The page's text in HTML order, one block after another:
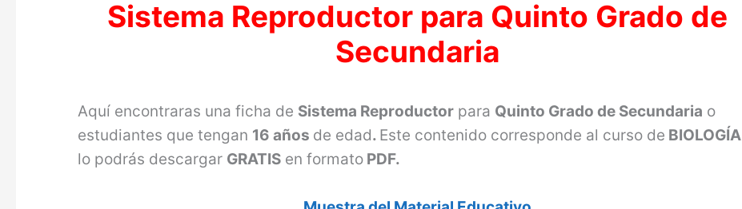
Sistema Reproductor para Quinto Grado de
Secundaria
Aquí encontraras una ficha de Sistema Reproductor para Quinto Grado de Secundaria o
estudiantes que tengan 16 años de edad. Este contenido corresponde al curso de BIOLOGÍA
lo podrás descargar GRATIS en formato PDF.